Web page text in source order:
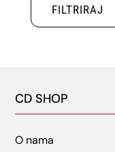
FILTRIRAJ
CD SHOP
O nama